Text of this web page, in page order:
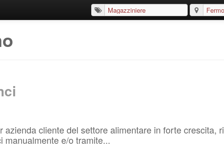
cliente del settore alimentare in forte crescita,
manualmente e/o tramite...